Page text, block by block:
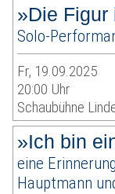
»Die Figur
Solo-
Fr, 19.09.2025
20:00 Uhr
Schaubühne
»Ich bin
eine
Hauptmann